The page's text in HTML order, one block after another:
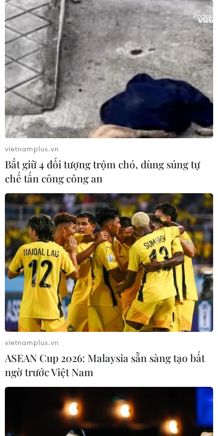
vietnamplus.vn
Bắt giữ 4 đối tượng trộm chó, dùng súng tự
chế tấn công công an
vietnamplus.vn
ASEAN Cup 2026: Malaysia sẵn sàng tạo bất
ngờ trước Việt Nam